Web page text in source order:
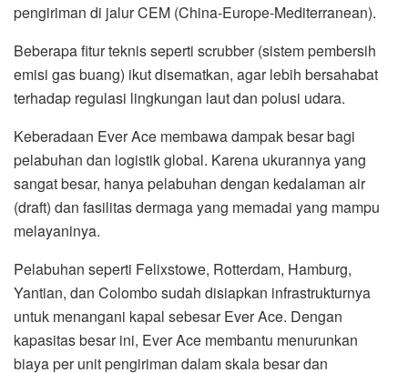
pengiriman di jalur CEM (China-Europe-Mediterranean).
Beberapa fitur teknis seperti scrubber (sistem pembersih
emisi gas buang) ikut disematkan, agar lebih bersahabat
terhadap regulasi lingkungan laut dan polusi udara.
Keberadaan Ever Ace membawa dampak besar bagi
pelabuhan dan logistik global. Karena ukurannya yang
sangat besar, hanya pelabuhan dengan kedalaman air
(draft) dan fasilitas dermaga yang memadai yang mampu
melayaninya.
Pelabuhan seperti Felixstowe, Rotterdam, Hamburg,
Yantian, dan Colombo sudah disiapkan infrastrukturnya
untuk menangani kapal sebesar Ever Ace. Dengan
kapasitas besar ini, Ever Ace membantu menurunkan
biaya per unit pengiriman dalam skala besar dan